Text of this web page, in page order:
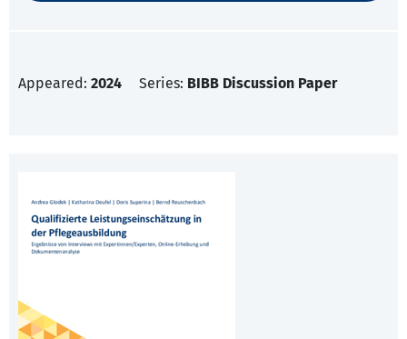
Appeared: 2024 Series: BIBB Discussion Paper